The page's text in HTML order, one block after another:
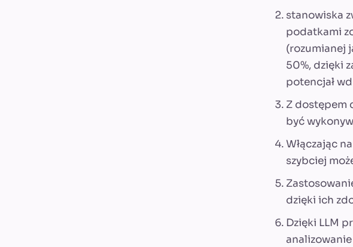
stanowiska
podatkami
(rozumianej
50%, dzięki
potencjał
Z dostępem
być
Włączając
szybciej
dzięki ich
Dzięki LLM